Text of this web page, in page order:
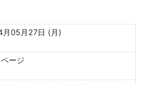
月05月27日 (月)
ージ